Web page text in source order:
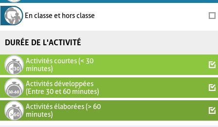
En classe et hors classe
DURÉE DE L'ACTIVITÉ
Activités courtes (< 30
minutes)
Activités développées
(Entre 30 et 60 minutes)
Activités élaborées (> 60
minutes)